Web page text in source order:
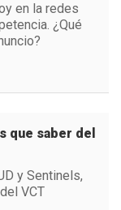
en la redes
¿Qué
que saber del
y Sentinels,
VCT